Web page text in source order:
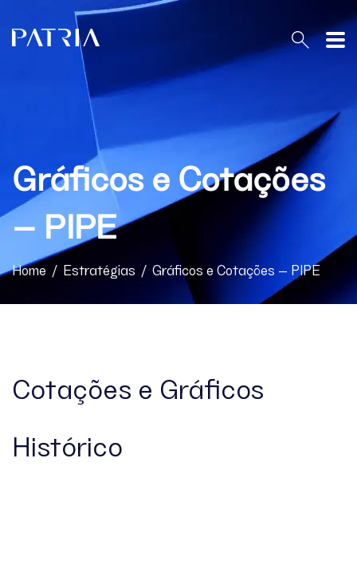
O Patria
Home
Patria Equities Brasil
Estratégias
Contato
Gráficos e Cotações
– PIPE
Home / Estratégias / Gráficos e Cotações – PIPE
Cotações e Gráficos
Histórico